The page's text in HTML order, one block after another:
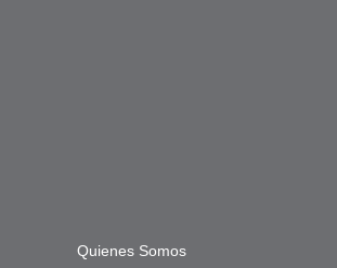
Quienes Somos